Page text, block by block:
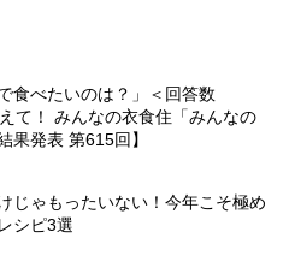
食べたいのは？」＜回答数
て！ みんなの衣食住「みんなの
果発表 第615回】
じゃもったいない！今年こそ極め
シピ3選